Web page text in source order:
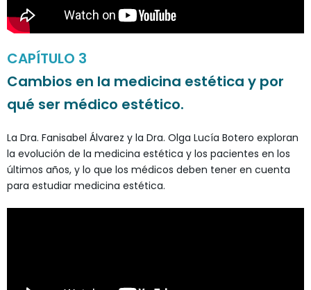
CAPÍTULO 3
Cambios en la medicina estética y por
qué ser médico estético.
La Dra. Fanisabel Álvarez y la Dra. Olga Lucía Botero exploran
la evolución de la medicina estética y los pacientes en los
últimos años, y lo que los médicos deben tener en cuenta
para estudiar medicina estética.